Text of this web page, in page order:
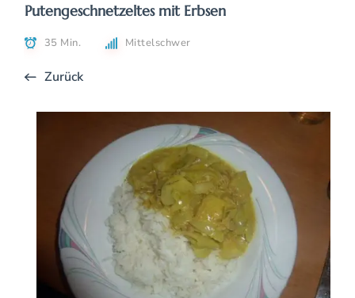
Putengeschnetzeltes mit Erbsen
35 Min. Mittelschwer
Zurück